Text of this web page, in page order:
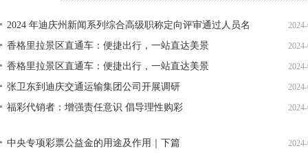
2024 年迪庆州新闻系列综合高级职称定向评审通过人员名
单公示
香格里拉景区直通车：便捷出行，一站直达美景
香格里拉景区直通车：便捷出行，一站直达美景
张卫东到迪庆交通运输集团公司开展调研
福彩代销者：增强责任意识 倡导理性购彩
中央专项彩票公益金的用途及作用｜下篇